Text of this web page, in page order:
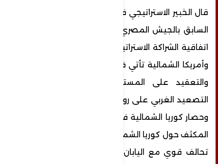
قال الخبير الاستراتيجي فى الأمن القومي اللواء
السابق بالجيش المصري محمد عبد الواحد، إن
اتفاقية الشراكة الاستراتيجية الشاملة بين روسيا
وأمريكا الشمالية تأتي في وقت بالغ الحساسية
والتعقيد على المستوى الدولي في ظل
التصعيد الغربي على روسيا وفي ظل العقوبات
وحصار كوريا الشمالية في ظل التواجد الأمريكي
المكثف حول كوريا الشمالية وتهديدات من خلال
تحالف قوي مع اليابان وكوريا الجنوبية تقوده